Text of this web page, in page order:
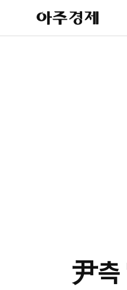
아
주
제
尹측